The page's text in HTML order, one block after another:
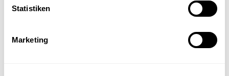
Statistiken
Marketing
das Freihalten von Verunreinigungen sicherstellen
Diese Maßnahmen sind Teil einer guten Wartungsroutine und